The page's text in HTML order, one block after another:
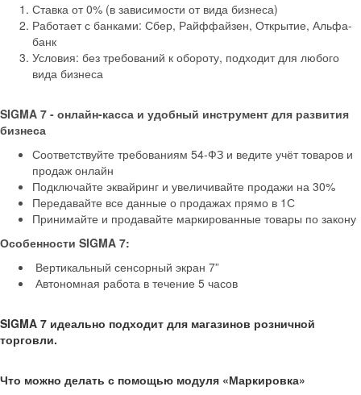
Ставка от 0% (в зависимости от вида бизнеса)
Работает с банками: Сбер, Райффайзен, Открытие, Альфа-
банк
Условия: без требований к обороту, подходит для любого
вида бизнеса
SIGMA 7 - онлайн-касса и удобный инструмент для развития
бизнеса
Соответствуйте требованиям 54-ФЗ и ведите учёт товаров и
продаж онлайн
Подключайте эквайринг и увеличивайте продажи на 30%
Передавайте все данные о продажах прямо в 1С
Принимайте и продавайте маркированные товары по закону
Особенности SIGMA 7:
Вертикальный сенсорный экран 7”
Автономная работа в течение 5 часов
SIGMA 7 идеально подходит для магазинов розничной
торговли.
Что можно делать с помощью модуля «Маркировка»